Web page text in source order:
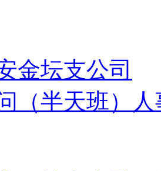
金坛支公司
（半天班）